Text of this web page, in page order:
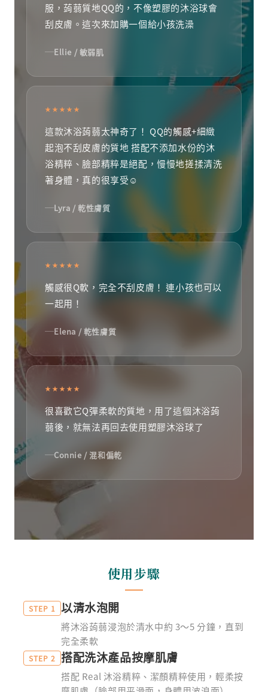
服，蒟蒻質地QQ的，不像塑膠的沐浴球會
刮皮膚。這次來加購一個給小孩洗澡
Ellie / 敏弱肌
★★★★★
這款沐浴蒟蒻太神奇了！ QQ的觸感+細緻
起泡不刮皮膚的質地 搭配不添加水份的沐
浴精粹、臉部精粹是絕配，慢慢地搓揉清洗
著身體，真的很享受☺️
Lyra / 乾性膚質
★★★★★
觸感很Q軟，完全不刮皮膚！ 連小孩也可以
一起用！
Elena / 乾性膚質
★★★★★
很喜歡它Q彈柔軟的質地，用了這個沐浴蒟
蒻後，就無法再回去使用塑膠沐浴球了
Connie / 混和偏乾
使用步驟
STEP 1 以清水泡開
將沐浴蒟蒻浸泡於清水中約 3～5 分鐘，直到
完全柔軟
STEP 2 搭配洗沐產品按摩肌膚
搭配 Real 沐浴精粹、潔顏精粹使用，輕柔按